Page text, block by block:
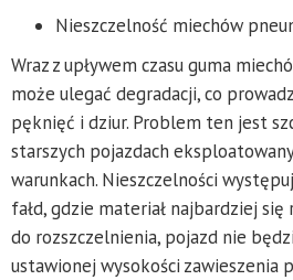
Nieszczelność miechów
Wraz z upływem czasu guma
może ulegać degradacji, co
pęknięć i dziur. Problem ten jest
starszych pojazdach
warunkach. Nieszczelności
fałd, gdzie materiał najbardziej się
do rozszczelnienia, pojazd nie
ustawionej wysokości zawieszenia